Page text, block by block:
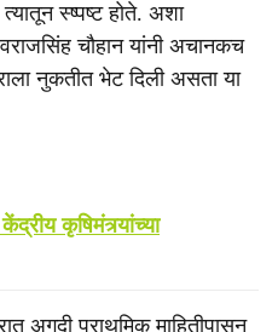
स्ष्पष्ट होते. अशा
चौहान यांनी अचानकच
नुकतीत भेट दिली असता या
कृषिमंत्र्यांच्या
अगदी प्राथमिक माहितीपासून